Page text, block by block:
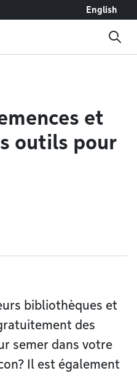
English
et
outils pour
bibliothèques et
des
semer dans votre
Il est également